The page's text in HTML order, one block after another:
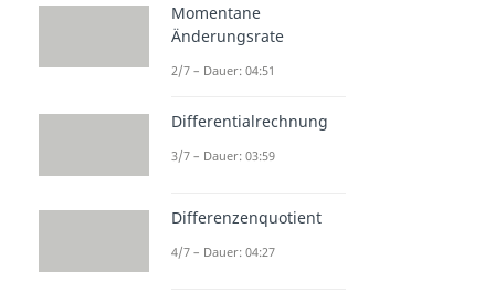
Momentane
Änderungsrate
2/7 – Dauer: 04:51
Differentialrechnung
3/7 – Dauer: 03:59
Differenzenquotient
4/7 – Dauer: 04:27